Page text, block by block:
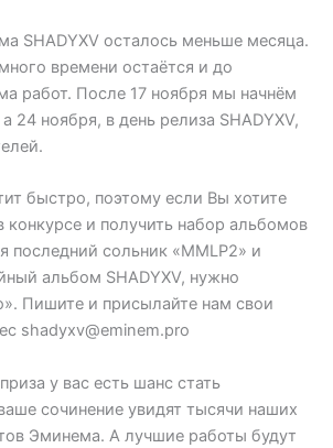
SHADYXV осталось меньше месяца.
времени остаётся и до
работ. После 17 ноября мы начнём
24 ноября, в день релиза SHADYXV,
быстро, поэтому если Вы хотите
конкурсе и получить набор альбомов
последний сольник «MMLP2» и
альбом SHADYXV, нужно
Пишите и присылайте нам свои
shadyxv@eminem.pro
у вас есть шанс стать
сочинение увидят тысячи наших
Эминема. А лучшие работы будут